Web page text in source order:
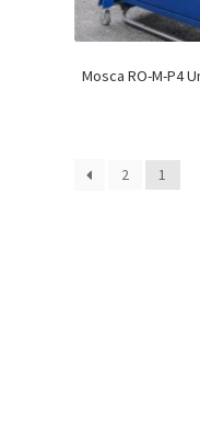
Mosca RO-M-P4
1
2